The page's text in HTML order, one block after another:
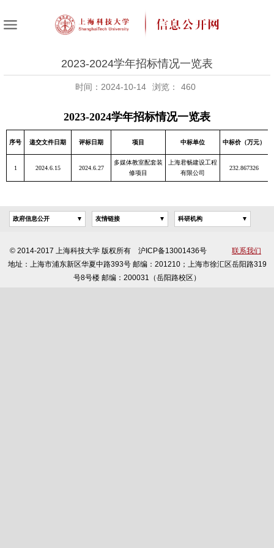
2023-2024学年招标情况一览表
时间：2024-10-14 浏览： 460
2023-2024学年招标情况一览表
序号 递交文件日期 评标日期 项目 中标单位 中标价（万元）
1 2024.6.15 2024.6.27
多媒体教室配套装
修项目
上海君畅建设工程
有限公司
232.867326
政府信息公开 友情链接 科研机构
© 2014-2017 上海科技大学 版权所有 沪ICP备13001436号
联系我们
地址：上海市浦东新区华夏中路393号 邮编：201210；上海市徐汇区岳阳路319
号8号楼 邮编：200031（岳阳路校区）